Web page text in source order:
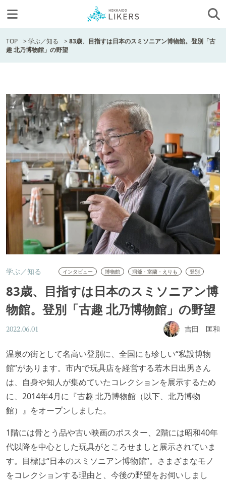
TOP >学ぶ／知る >83歳、目指すは日本のスミソニアン博物館。登別「古
趣 北乃博物館」の野望
学ぶ／知る インタビュー 博物館 洞爺・室蘭・えりも 登別
83歳、目指すは日本のスミソニアン博
物館。登別「古趣 北乃博物館」の野望
2022.06.01 吉田 匡和
温泉の街として名高い登別に、全国にも珍しい“私設博物
館”があります。市内で玩具店を経営する若木日出男さん
は、自身や知人が集めていたコレクションを展示するため
に、2014年4月に『古趣 北乃博物館（以下、北乃博物
館）』をオープンしました。
1階には骨とう品や古い映画のポスター、2階には昭和40年
代以降を中心とした玩具がところせましと展示されていま
す。目標は“日本のスミソニアン博物館”。さまざまなモノ
をコレクションする理由と、今後の野望をお伺いしまし